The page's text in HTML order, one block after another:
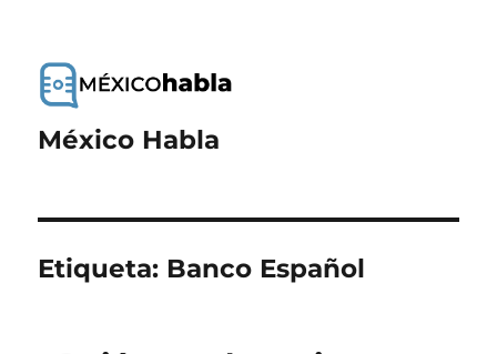
México Habla
Etiqueta: Banco Español